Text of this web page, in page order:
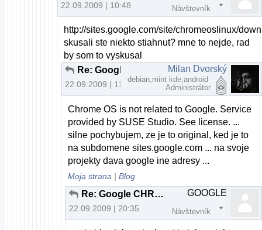
22.09.2009 | 10:48 Návštevník
http://sites.google.com/site/chromeoslinux/
skusali ste niekto stiahnut? mne to nejde, rad
by som to vyskusal
22.09.2009 | 11:41
Milan Dvorský
debian,mint kde,android
Administrátor
Chrome OS is not related to Google. Service
provided by SUSE Studio. See license. ...
silne pochybujem, ze je to original, ked je to
na subdomene sites.google.com ... na svoje
projekty dava google ine adresy ...
Moja strana |Blog
Re: Google CHROME OS v2.00 beta
22.09.2009 | 20:35
GOOGLE
Návštevník